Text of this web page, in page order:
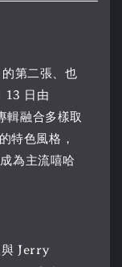
第二張、也
13 日由
融合多樣取
特色風格，
為主流嘻哈
與 Jerry